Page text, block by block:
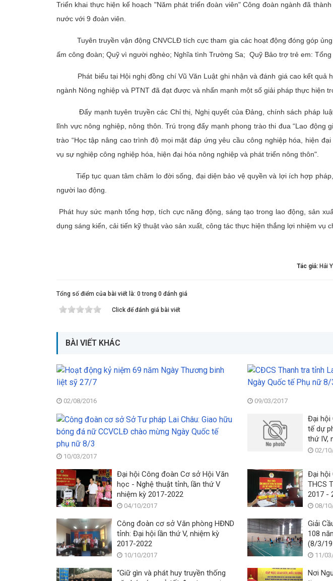
Triển khai thực hiện kế hoạch "Năm phát triển đoàn viên" Công đoàn ngành đã
nước với 9 đoàn viên.
Tuyên truyền vận động CNVCLĐ tích cực tham gia các hoạt động đóng góp ủng
ấm công đoàn; Quỹ vì người nghèo; Nghĩa tình Trường Sa; Quỹ Bảo trợ trẻ em: Tổng
Phát biểu tại Hội nghị đồng chí Vũ Văn Luật ghi nhận và đánh giá cao kết quả
ngành Nông nghiệp và PTNT đã đạt được và nhấn mạnh một số giải pháp thực hiện
Đẩy mạnh tuyên truyền các Chỉ thị, Nghị quyết của Đảng, chính sách pháp luật
lĩnh vực nông nghiệp, nông thôn. Trú trọng đẩy mạnh phong trào thi đua “Lao động
trào “Học tập nâng cao trình độ mọi mặt đáp ứng yêu cầu công nghiệp hóa, hiện
vụ sự nghiệp công nghiệp hóa, hiện đại hóa nông nghiệp và phát triển nông thôn".
Tiếp tục quan tâm chăm lo đời sống, đại diện bảo vệ quyền và lợi ích hợp pháp,
người lao động.
Phát huy sức mạnh tổng hợp, tích cực năng động, sáng tạo trong lao động, sản
dụng sáng kiến, cải tiến kỹ thuật vào sản xuất, công tác thực hiện thắng lợi nhiệm vụ
Tác giả: Hải
Tổng số điểm của bài viết là: 0 trong 0 đánh giá
Click để đánh giá bài viết
BÀI VIẾT KHÁC
Hoạt
động
niệm
Thương
02/08/2016 09/03/2017
Châu:
Giao
hữu
bóng
chào
10/03/2017
Đại hội
tế dự
thứ IV,
02/
Đại hội Công đoàn Cơ sở Hội Văn
học - Nghệ thuật tỉnh, lần thứ V
nhiệm kỳ 2017-2022
04/10/2017
Đại hội
THCS
2017 -
08/
Công đoàn cơ sở Văn phòng HĐND
tỉnh: Đại hội lần thứ V, nhiệm kỳ
2017-2022
10/10/2017
Giải
108
(8/3/
11/
“Giữ gìn và phát huy truyền thống
Nơi